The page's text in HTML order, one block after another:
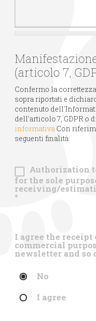
(articolo 7,
Confermo la
sopra riportati e
contenuto
dell'articolo 7, GDPR o
informativa Con
seguenti finalità:
Authorization
for the sole
receiving/
*
I agree the
commercial
newsletter and so
No
I agree